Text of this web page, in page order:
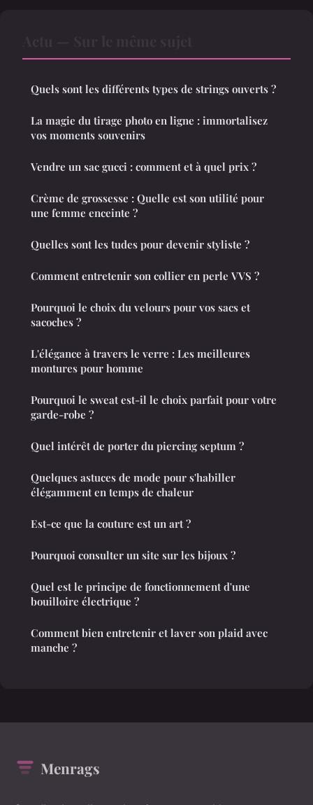
Quels sont les différents types de strings ouverts ?
La magie du tirage photo en ligne : immortalisez
vos moments souvenirs
Vendre un sac gucci : comment et à quel prix ?
Crème de grossesse : Quelle est son utilité pour
une femme enceinte ?
Quelles sont les tudes pour devenir styliste ?
Comment entretenir son collier en perle VVS ?
Pourquoi le choix du velours pour vos sacs et
sacoches ?
L'élégance à travers le verre : Les meilleures
montures pour homme
Pourquoi le sweat est-il le choix parfait pour votre
garde-robe ?
Quel intérêt de porter du piercing septum ?
Quelques astuces de mode pour s'habiller
élégamment en temps de chaleur
Est-ce que la couture est un art ?
Pourquoi consulter un site sur les bijoux ?
Quel est le principe de fonctionnement d'une
bouilloire électrique ?
Comment bien entretenir et laver son plaid avec
manche ?
Menrags